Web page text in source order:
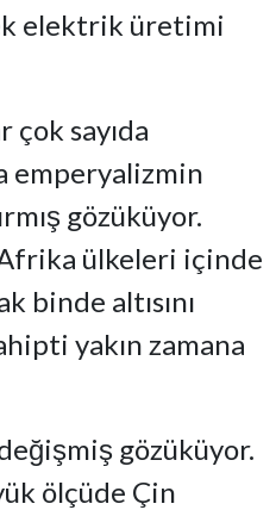
elektrik üretimi
çok sayıda
emperyalizmin
gözüküyor.
Afrika ülkeleri içinde
binde altısını
yakın zamana
gözüküyor.
ölçüde Çin